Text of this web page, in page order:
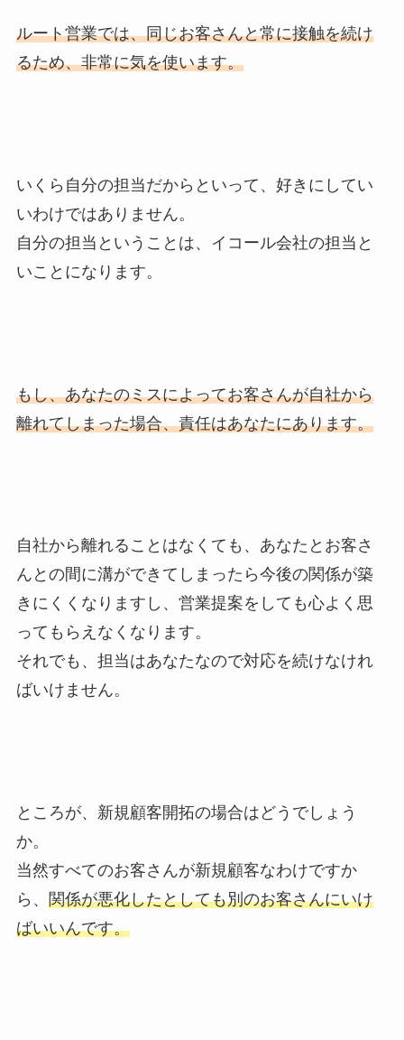
ルート営業では、同じお客さんと常に接触を続け
るため、非常に気を使います。
いくら自分の担当だからといって、好きにしてい
いわけではありません。
自分の担当ということは、イコール会社の担当と
いことになります。
もし、あなたのミスによってお客さんが自社から
離れてしまった場合、責任はあなたにあります。
自社から離れることはなくても、あなたとお客さ
んとの間に溝ができてしまったら今後の関係が築
きにくくなりますし、営業提案をしても心よく思
ってもらえなくなります。
それでも、担当はあなたなので対応を続けなけれ
ばいけません。
ところが、新規顧客開拓の場合はどうでしょう
か。
当然すべてのお客さんが新規顧客なわけですか
ら、 関係が悪化したとしても別のお客さんにいけ
ばいいんです。